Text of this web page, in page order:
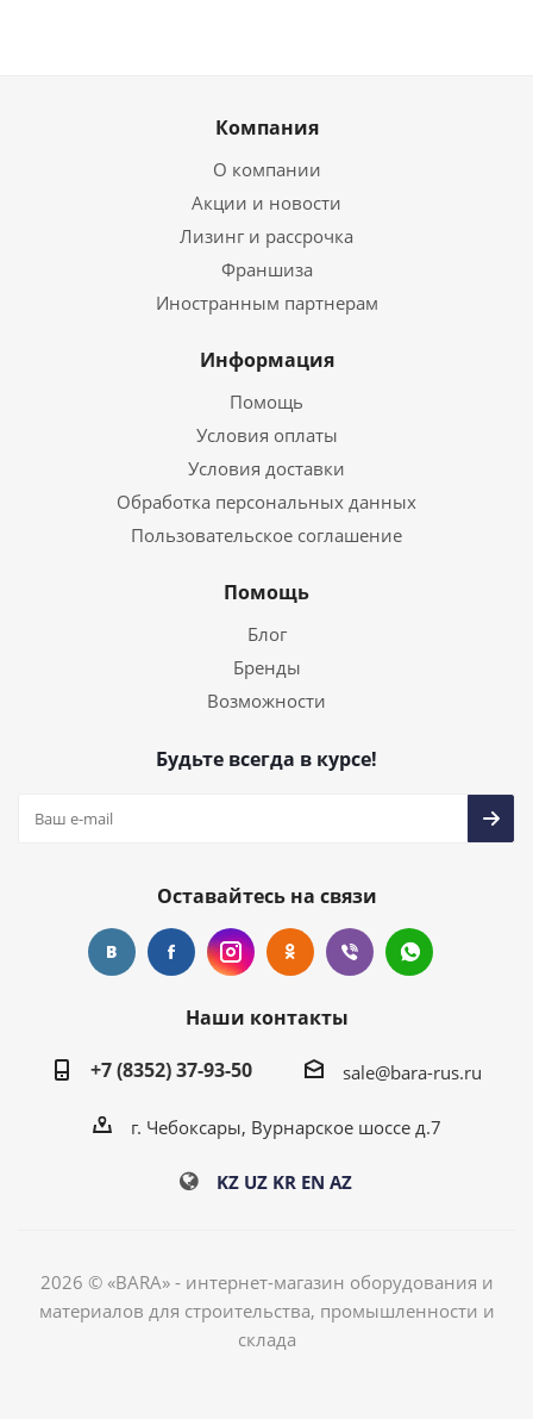
Компания
О компании
Акции и новости
Лизинг и рассрочка
Франшиза
Иностранным партнерам
Информация
Помощь
Условия оплаты
Условия доставки
Обработка персональных данных
Пользовательское соглашение
Помощь
Блог
Бренды
Возможности
Будьте всегда в курсе!
Оставайтесь на связи
Наши контакты
+7 (8352) 37-93-50
sale@bara-rus.ru
г. Чебоксары, Вурнарское шоссе д.7
KZ UZ KR EN AZ
2026 © «BARA» - интернет-магазин оборудования и
материалов для строительства, промышленности и
склада